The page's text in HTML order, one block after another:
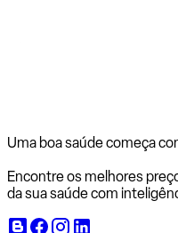
Uma boa saúde começa
Encontre os melhores
da sua saúde com